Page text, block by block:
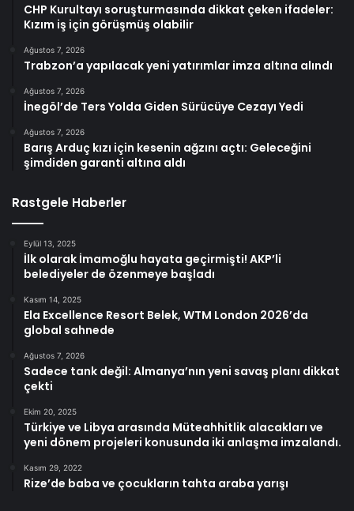
CHP Kurultayı soruşturmasında dikkat çeken ifadeler:
Kızım iş için görüşmüş olabilir
Ağustos 7, 2026
Trabzon’a yapılacak yeni yatırımlar imza altına alındı
Ağustos 7, 2026
İnegöl’de Ters Yolda Giden Sürücüye Cezayı Yedi
Ağustos 7, 2026
Barış Arduç kızı için kesenin ağzını açtı: Geleceğini
şimdiden garanti altına aldı
Rastgele Haberler
Eylül 13, 2025
İlk olarak İmamoğlu hayata geçirmişti! AKP’li
belediyeler de özenmeye başladı
Kasım 14, 2025
Ela Excellence Resort Belek, WTM London 2026’da
global sahnede
Ağustos 7, 2026
Sadece tank değil: Almanya’nın yeni savaş planı dikkat
çekti
Ekim 20, 2025
Türkiye ve Libya arasında Müteahhitlik alacakları ve
yeni dönem projeleri konusunda iki anlaşma imzalandı.
Kasım 29, 2022
Rize’de baba ve çocukların tahta araba yarışı